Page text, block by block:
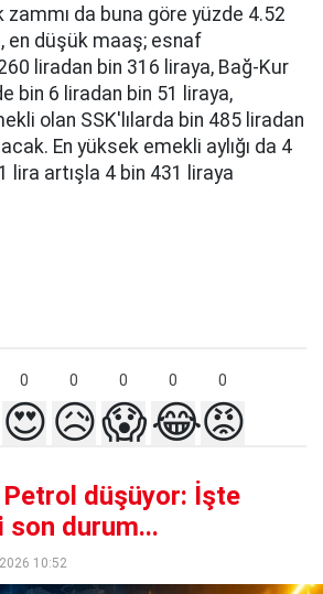
da buna göre yüzde 4.52
en düşük maaş; esnaf
liradan bin 316 liraya, Bağ-Kur
bin 6 liradan bin 51 liraya,
olan SSK'lılarda bin 485 liradan
En yüksek emekli aylığı da 4
lira artışla 4 bin 431 liraya
0 0 0 0 0
😍😥😱😂😡
Petrol düşüyor: İşte
son durum...
10:52